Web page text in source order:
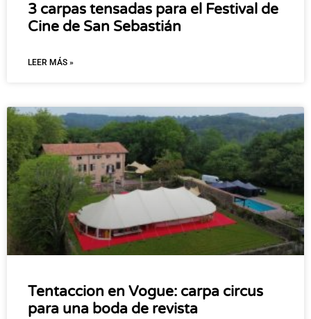
3 carpas tensadas para el Festival de
Cine de San Sebastián
LEER MÁS »
Tentaccion en Vogue: carpa circus
para una boda de revista